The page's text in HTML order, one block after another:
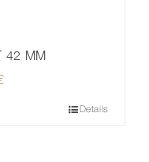
42 MM
Details